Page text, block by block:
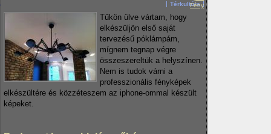
Fény
Térkultúra
Tűkön ülve vártam, hogy
elkészüljön első saját
tervezésű póklámpám,
mígnem tegnap végre
összeszereltük a helyszínen.
Nem is tudok várni a
professzionális fényképek
elkészültére és közzéteszem az iphone-ommal készült
képeket.